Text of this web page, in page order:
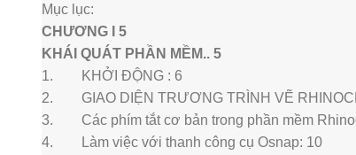
Mục lục:
CHƯƠNG I 5
KHÁI QUÁT PHẦN MỀM.. 5
1. KHỞI ĐỘNG : 6
2. GIAO DIỆN TRƯƠNG TRÌNH VẼ
3. Các phím tắt cơ bản trong phần mềm
4. Làm việc với thanh công cụ Osnap: 10